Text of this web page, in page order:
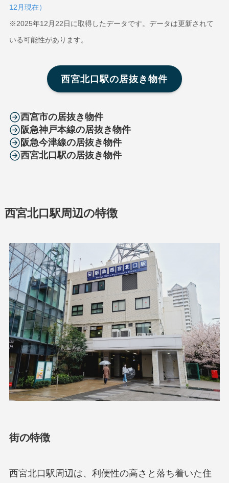
12月現在）
※2025年12月22日に取得したデータです。データは更新されて
いる可能性があります。
西宮北口駅の居抜き物件
西宮市の居抜き物件
阪急神戸本線の居抜き物件
阪急今津線の居抜き物件
西宮北口駅の居抜き物件
西宮北口駅周辺の特徴
街の特徴
西宮北口駅周辺は、利便性の高さと落ち着いた住